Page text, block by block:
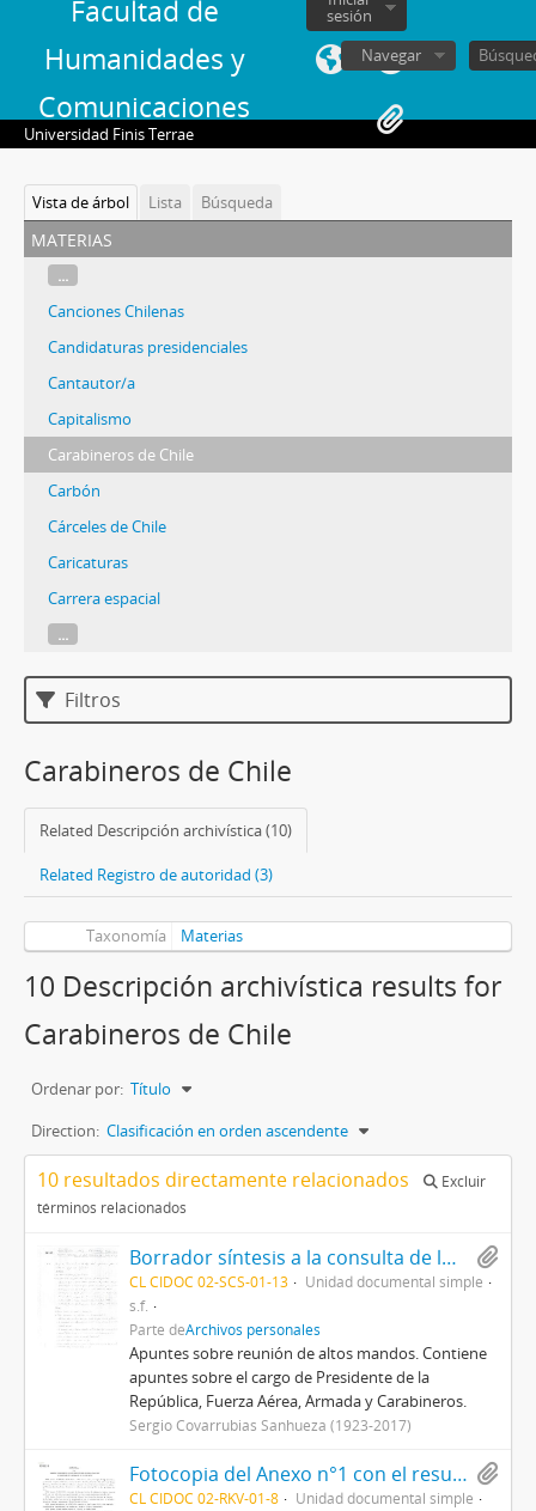
Facultad de
Humanidades y
Comunicaciones
sesión
Navegar
Universidad Finis Terrae
Vista de árbol Lista Búsqueda
materias
...
Canciones Chilenas
Candidaturas presidenciales
Cantautor/a
Capitalismo
Carabineros de Chile
Carbón
Cárceles de Chile
Caricaturas
Carrera espacial
...
Filtros
Carabineros de Chile
Related Descripción archivística (10)
Related Registro de autoridad (3)
Taxonomía Materias
10 Descripción archivística results for
Carabineros de Chile
Ordenar por: Título
Direction: Clasificación en orden ascendente
10 resultados directamente relacionados
Excluir
términos relacionados
Borrador síntesis a la consulta de los altos mandos por el Decreto de Ley 527
CL CIDOC 02-SCS-01-13
Unidad documental simple
s.f.
Parte deArchivos personales
Apuntes sobre reunión de altos mandos. Contiene
apuntes sobre el cargo de Presidente de la
República, Fuerza Aérea, Armada y Carabineros.
Sergio Covarrubias Sanhueza (1923-2017)
Fotocopia del Anexo n°1 con el resumen cronológico de los principales hechos acaecidos en Santiago y Valparaíso el 11.09.1973
CL CIDOC 02-RKV-01-8
Unidad documental simple